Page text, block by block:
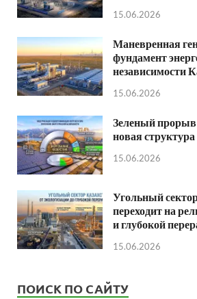
15.06.2026
Маневренная
фундамент
независимости
15.06.2026
Зеленый прорыв
новая
15.06.2026
Угольный
переходит на
и глубокой
15.06.2026
ПОИСК ПО САЙТУ